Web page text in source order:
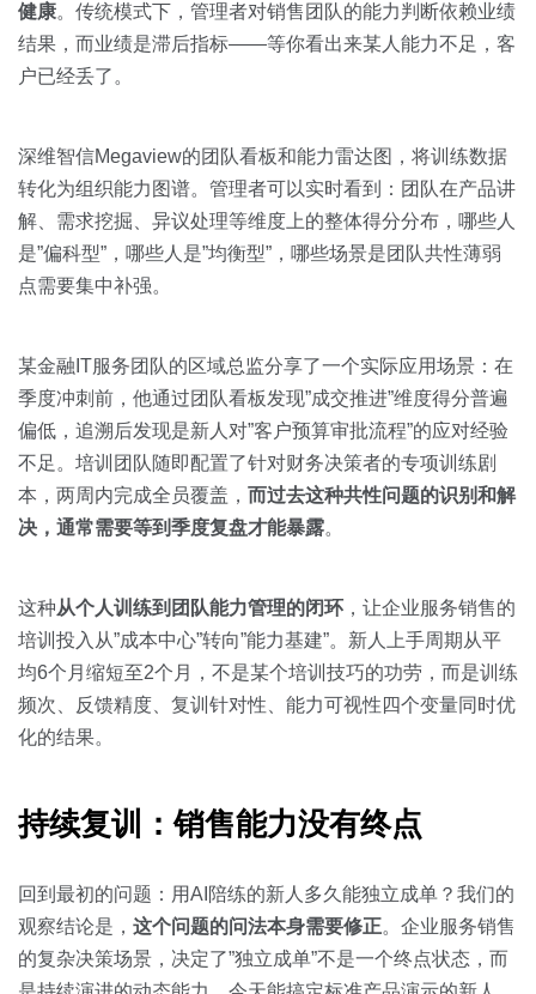
健康。传统模式下，管理者对销售团队的能力判断依赖业绩
结果，而业绩是滞后指标——等你看出来某人能力不足，客
户已经丢了。
深维智信Megaview的团队看板和能力雷达图，将训练数据
转化为组织能力图谱。管理者可以实时看到：团队在产品讲
解、需求挖掘、异议处理等维度上的整体得分分布，哪些人
是”偏科型”，哪些人是”均衡型”，哪些场景是团队共性薄弱
点需要集中补强。
某金融IT服务团队的区域总监分享了一个实际应用场景：在
季度冲刺前，他通过团队看板发现”成交推进”维度得分普遍
偏低，追溯后发现是新人对”客户预算审批流程”的应对经验
不足。培训团队随即配置了针对财务决策者的专项训练剧
本，两周内完成全员覆盖， 而过去这种共性问题的识别和解
决，通常需要等到季度复盘才能暴露。
这种从个人训练到团队能力管理的闭环 ，让企业服务销售的
培训投入从”成本中心”转向”能力基建”。新人上手周期从平
均6个月缩短至2个月，不是某个培训技巧的功劳，而是训练
频次、反馈精度、复训针对性、能力可视性四个变量同时优
化的结果。
持续复训：销售能力没有终点
回到最初的问题：用AI陪练的新人多久能独立成单？我们的
观察结论是， 这个问题的问法本身需要修正。企业服务销售
的复杂决策场景，决定了”独立成单”不是一个终点状态，而